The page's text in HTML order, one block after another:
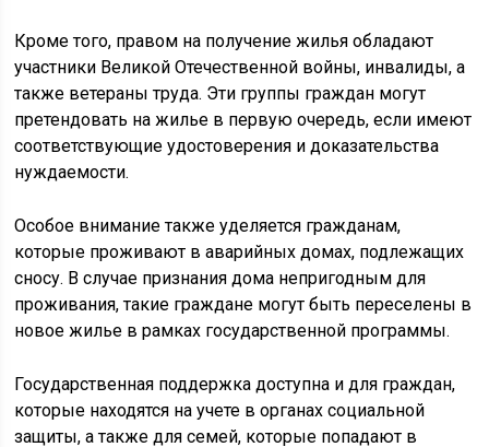
Кроме того, правом на получение жилья обладают
участники Великой Отечественной войны, инвалиды, а
также ветераны труда. Эти группы граждан могут
претендовать на жилье в первую очередь, если имеют
соответствующие удостоверения и доказательства
нуждаемости.
Особое внимание также уделяется гражданам,
которые проживают в аварийных домах, подлежащих
сносу. В случае признания дома непригодным для
проживания, такие граждане могут быть переселены в
новое жилье в рамках государственной программы.
Государственная поддержка доступна и для граждан,
которые находятся на учете в органах социальной
защиты, а также для семей, которые попадают в